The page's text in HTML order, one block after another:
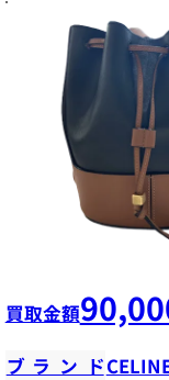
買取金額
ブランド